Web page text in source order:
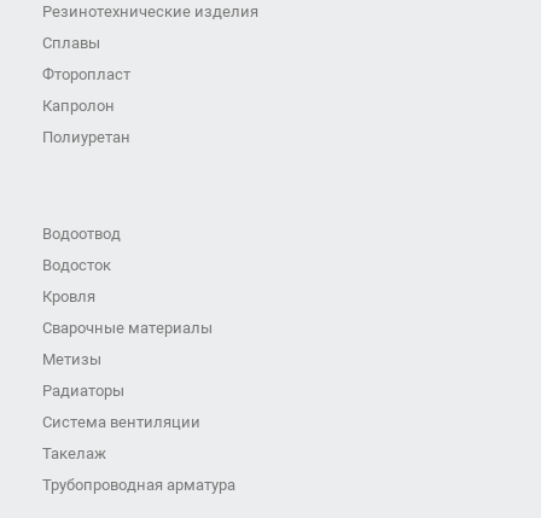
Резинотехнические изделия
Сплавы
Фторопласт
Капролон
Полиуретан
Водоотвод
Водосток
Кровля
Сварочные материалы
Метизы
Радиаторы
Система вентиляции
Такелаж
Трубопроводная арматура